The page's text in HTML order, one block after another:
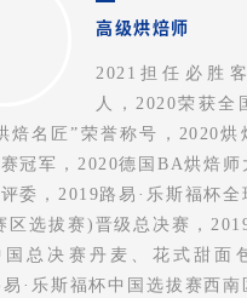
高级烘焙师
2021担任必胜
人，2020荣获全
焙名匠”荣誉称号，2020烘
冠军，2020德国BA烘焙师
委，2019路易·乐斯福杯全
区选拔赛)晋级总决赛，
国总决赛丹麦、花式甜面
易·乐斯福杯中国选拔赛西南